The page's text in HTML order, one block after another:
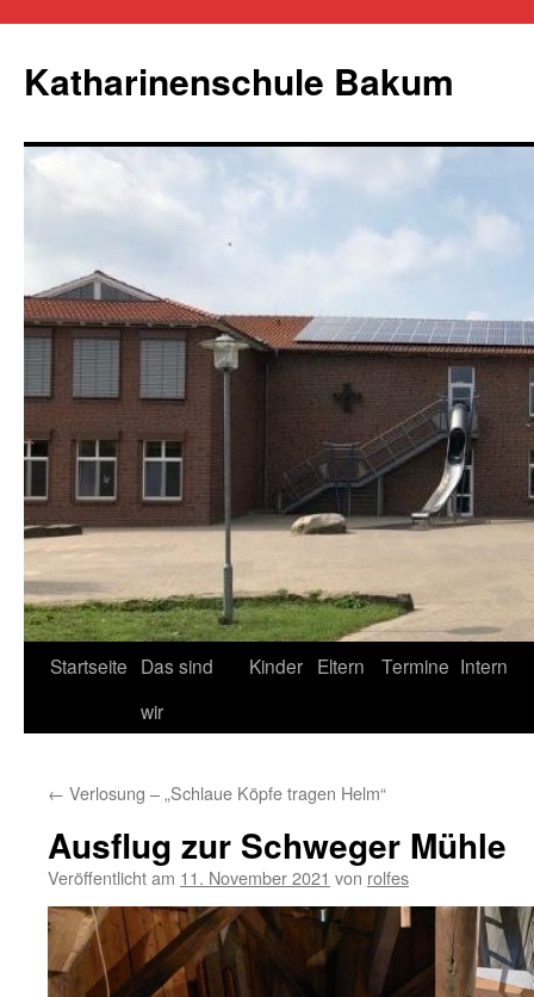
springen
Katharinenschule Bakum
Startseite Das sind
wir
Kinder Eltern Termine Intern
← Verlosung – „Schlaue Köpfe tragen Helm“
Ausflug zur Schweger Mühle
Veröffentlicht am 11. November 2021 von rolfes